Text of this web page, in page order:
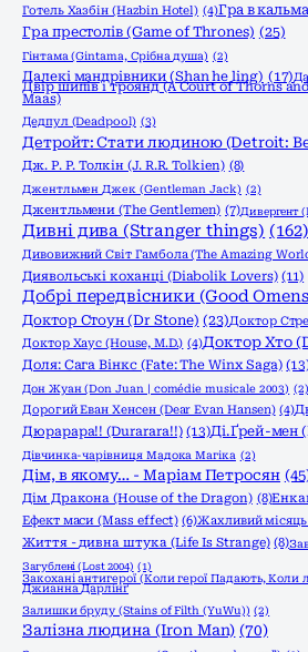
Готель Хазбін (Hazbin Hotel) (4)Гра в
Гра престолів (Game of Thrones) (25)
Гінтама (Gintama, Срібна душа) (2)
Далекі мандрівники (Shan he ling) (17)
Двір шипів і троянд (A Court of Thorns
Maas)
Дедпул (Deadpool) (3)
Детройт: Стати людиною (Detroit:
Дж. Р. Р. Толкін (J. R.R. Tolkien) (8)
Джентльмен Джек (Gentleman Jack) (2)
Джентльмени (The Gentlemen) (7)Дивергент
Дивні дива (Stranger things) (162)
Дивовижний Світ Гамбола (The Amazing
Диявольські коханці (Diabolik Lovers) (11)
Добрі передвісники (Good
Доктор Стоун (Dr Stone) (23)Доктор
Доктор Хаус (House, M.D.) (4)Доктор Хто
Доля: Сага Вінкс (Fate: The Winx Saga)
Дон Жуан (Don Juan | comédie musicale 2003) (2)
Дорогий Еван Хенсен (Dear Evan Hansen) (4)
Дюрарара!! (Durarara!!) (13)Ді.Ґрей-мен
Дівчинка-чарівниця Мадока Магіка (2)
Дім, в якому… - Маріам Петросян
Дім Дракона (House of the Dragon) (8)
Ефект маси (Mass effect) (6)Жахливий
Життя - дивна штука (Life Is Strange) (8)
Загублені (Lost 2004) (1)
Закохані антигерої (Коли герої Падають, Коли
Джианна Дарлінґ
Залишки бруду (Stains of Filth (YuWu)) (2)
Залізна людина (Iron Man) (70)